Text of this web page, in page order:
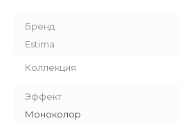
Бренд
Estima
Коллекция
Эффект
Моноколор